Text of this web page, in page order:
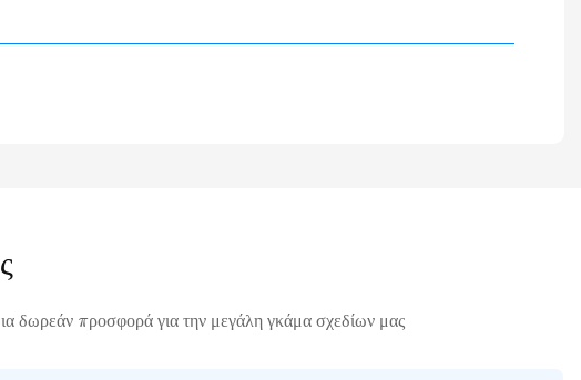
δωρεάν προσφορά για την μεγάλη γκάμα σχεδίων μας